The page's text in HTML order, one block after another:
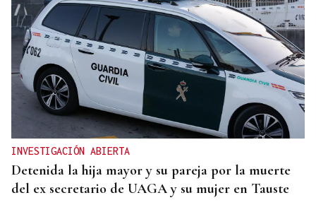
INVESTIGACIÓN ABIERTA
Detenida la hija mayor y su pareja por la muerte
del ex secretario de UAGA y su mujer en Tauste